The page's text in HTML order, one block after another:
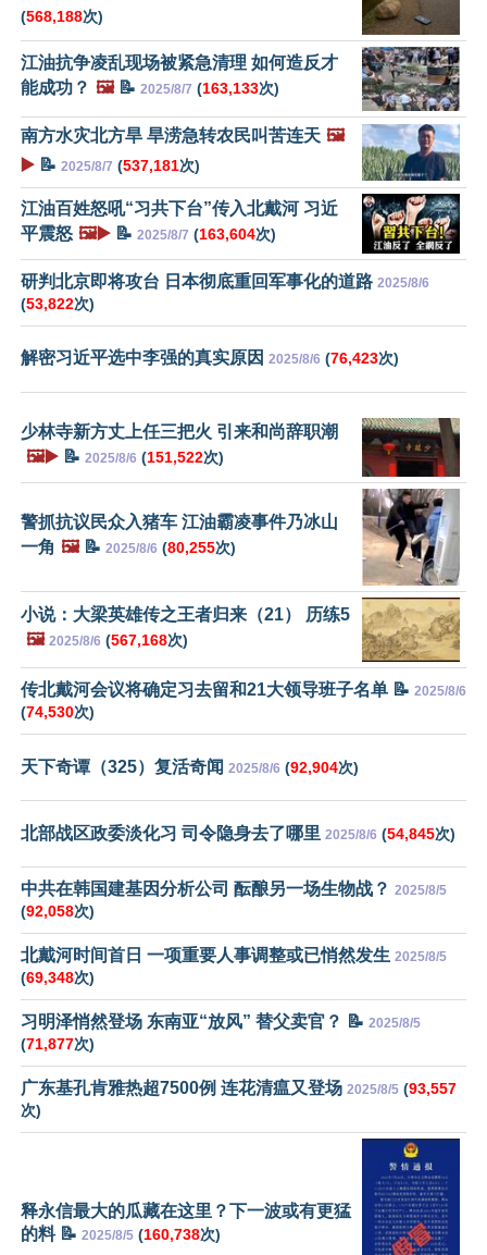
(568,188次)
江油抗争凌乱现场被紧急清理 如何造反才
能成功？ 🖼️📝 2025/8/7 (163,133次)
南方水灾北方旱 旱涝急转农民叫苦连天 🖼️
▶️ 📝 2025/8/7 (537,181次)
江油百姓怒吼“习共下台”传入北戴河 习近
平震怒 🖼️▶️ 📝 2025/8/7 (163,604次)
研判北京即将攻台 日本彻底重回军事化的道路 2025/8/6
(53,822次)
解密习近平选中李强的真实原因 2025/8/6 (76,423次)
少林寺新方丈上任三把火 引来和尚辞职潮
🖼️▶️ 📝 2025/8/6 (151,522次)
警抓抗议民众入猪车 江油霸凌事件乃冰山
一角 🖼️📝 2025/8/6 (80,255次)
小说：大梁英雄传之王者归来（21） 历练5
🖼️ 2025/8/6 (567,168次)
传北戴河会议将确定习去留和21大领导班子名单 📝 2025/8/6
(74,530次)
天下奇谭（325）复活奇闻 2025/8/6 (92,904次)
北部战区政委淡化习 司令隐身去了哪里 2025/8/6 (54,845次)
中共在韩国建基因分析公司 酝酿另一场生物战？ 2025/8/5
(92,058次)
北戴河时间首日 一项重要人事调整或已悄然发生 2025/8/5
(69,348次)
习明泽悄然登场 东南亚“放风” 替父卖官？ 📝 2025/8/5
(71,877次)
广东基孔肯雅热超7500例 连花清瘟又登场 2025/8/5 (93,557
次)
释永信最大的瓜藏在这里？下一波或有更猛
的料 📝 2025/8/5 (160,738次)